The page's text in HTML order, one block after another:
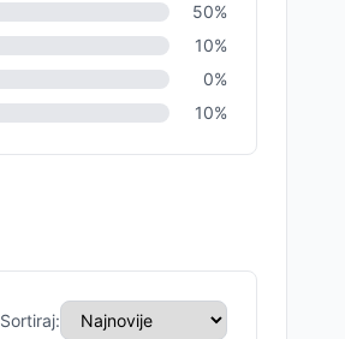
50%
10%
0%
10%
Sortiraj: